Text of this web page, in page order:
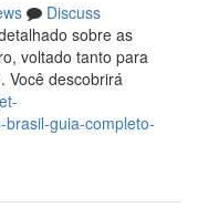
Discuss
sobre as
voltado tanto para
Você descobrirá
guia-completo-